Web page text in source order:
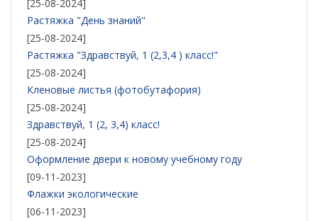
[25-08-2024]
Растяжка "День знаний"
[25-08-2024]
Растяжка "Здравствуй, 1 (2,3,4 ) класс!"
[25-08-2024]
Кленовые листья (фотобутафория)
[25-08-2024]
Здравствуй, 1 (2, 3,4) класс!
[25-08-2024]
Оформление двери к новому учебному году
[09-11-2023]
Флажки экологические
[06-11-2023]